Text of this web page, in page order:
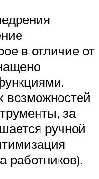
в отличие от
возможностей
за
ручной
работников).